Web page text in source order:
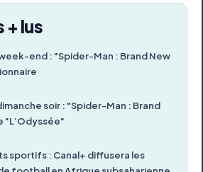
+ lus
week-end : "Spider-Man : Brand New
soir : "Spider-Man : Brand
"L’Odyssée"
sportifs : Canal+ diffusera les